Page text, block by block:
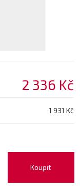
2 336 Kč
1 931 Kč
Koupit